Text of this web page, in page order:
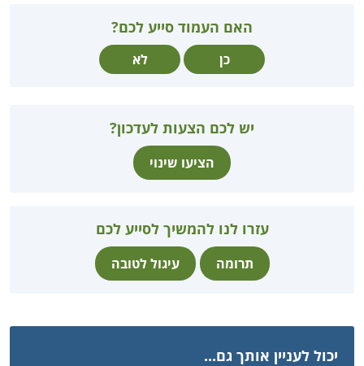
האם העמוד סייע לכם?
כן לא
יש לכם הצעות לעדכון?
הציעו שינוי
עזרו לנו להמשיך לסייע לכם
תרומה עיגול לטובה
יכול לעניין אותך גם...